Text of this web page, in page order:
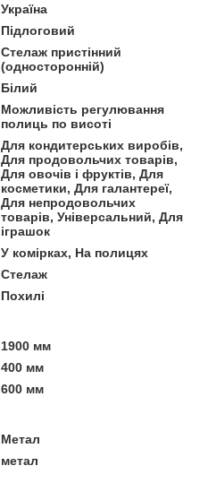
Україна
Підлоговий
Стелаж пристінний
(односторонній)
Білий
Можливість регулювання
полиць по висоті
Для кондитерських виробів,
Для продовольчих товарів,
Для овочів і фруктів, Для
косметики, Для галантереї,
Для непродовольчих
товарів, Універсальний, Для
іграшок
У комірках, На полицях
Стелаж
Похилі
1900 мм
400 мм
600 мм
Метал
метал